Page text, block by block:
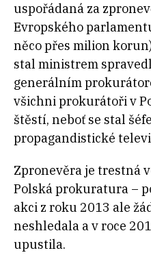
uspořádaná za
Evropského
něco přes milion
stal ministrem
generálním
všichni prokurátoři v
štěstí, neboť se stal
propagandistické
Zpronevěra je trestná
Polská prokuratura –
akci z roku 2013 ale
neshledala a v roce
upustila.